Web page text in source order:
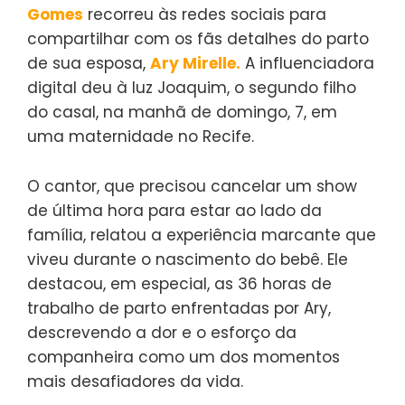
Gomes recorreu às redes sociais para
compartilhar com os fãs detalhes do parto
de sua esposa, Ary Mirelle. A influenciadora
digital deu à luz Joaquim, o segundo filho
do casal, na manhã de domingo, 7, em
uma maternidade no Recife.
O cantor, que precisou cancelar um show
de última hora para estar ao lado da
família, relatou a experiência marcante que
viveu durante o nascimento do bebê. Ele
destacou, em especial, as 36 horas de
trabalho de parto enfrentadas por Ary,
descrevendo a dor e o esforço da
companheira como um dos momentos
mais desafiadores da vida.